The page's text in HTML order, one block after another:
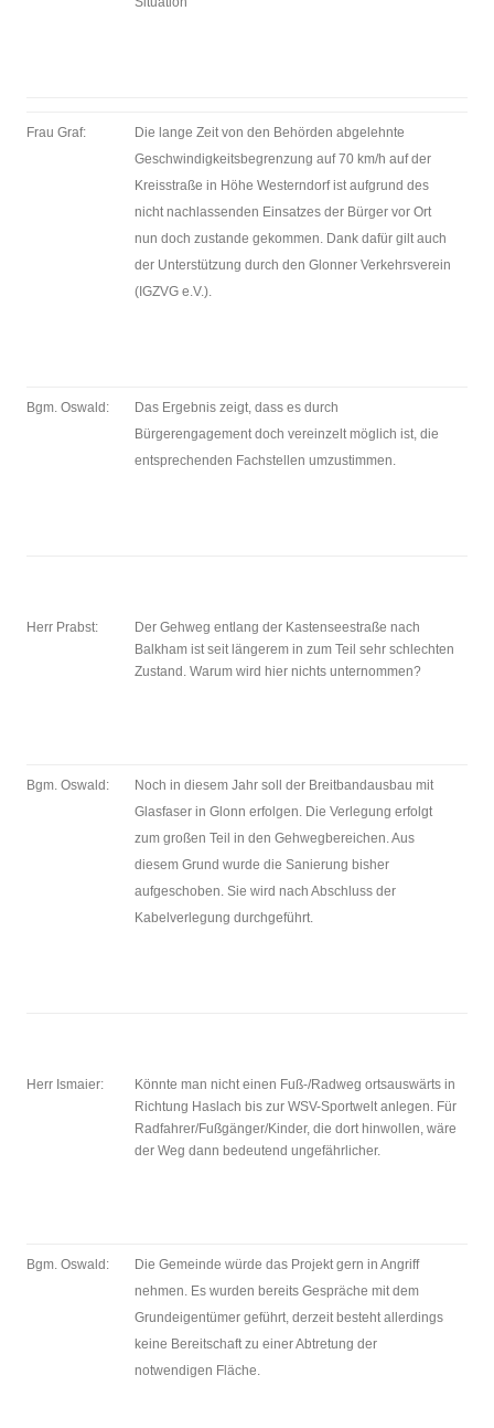
Frau Graf:
Die lange Zeit von den Behörden abgelehnte
Geschwindigkeitsbegrenzung auf 70 km/h auf der
Kreisstraße in Höhe Westerndorf ist aufgrund des
nicht nachlassenden Einsatzes der Bürger vor Ort
nun doch zustande gekommen. Dank dafür gilt auch
der Unterstützung durch den Glonner Verkehrsverein
(IGZVG e.V.).
Bgm. Oswald:
Das Ergebnis zeigt, dass es durch
Bürgerengagement doch vereinzelt möglich ist, die
entsprechenden Fachstellen umzustimmen.
Herr Prabst:
Der Gehweg entlang der Kastenseestraße nach
Balkham ist seit längerem in zum Teil sehr schlechten
Zustand. Warum wird hier nichts unternommen?
Bgm. Oswald:
Noch in diesem Jahr soll der Breitbandausbau mit
Glasfaser in Glonn erfolgen. Die Verlegung erfolgt
zum großen Teil in den Gehwegbereichen. Aus
diesem Grund wurde die Sanierung bisher
aufgeschoben. Sie wird nach Abschluss der
Kabelverlegung durchgeführt.
Herr Ismaier:
Könnte man nicht einen Fuß-/Radweg ortsauswärts in
Richtung Haslach bis zur WSV-Sportwelt anlegen. Für
Radfahrer/Fußgänger/Kinder, die dort hinwollen, wäre
der Weg dann bedeutend ungefährlicher.
Bgm. Oswald:
Die Gemeinde würde das Projekt gern in Angriff
nehmen. Es wurden bereits Gespräche mit dem
Grundeigentümer geführt, derzeit besteht allerdings
keine Bereitschaft zu einer Abtretung der
notwendigen Fläche.